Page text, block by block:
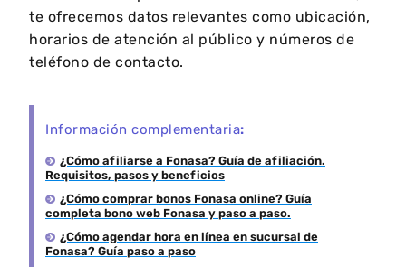
te ofrecemos datos relevantes como ubicación,
horarios de atención al público y números de
teléfono de contacto.
Información complementaria:
¿Cómo afiliarse a Fonasa? Guía de afiliación.
Requisitos, pasos y beneficios
¿Cómo comprar bonos Fonasa online? Guía
completa bono web Fonasa y paso a paso.
¿Cómo agendar hora en línea en sucursal de
Fonasa? Guía paso a paso